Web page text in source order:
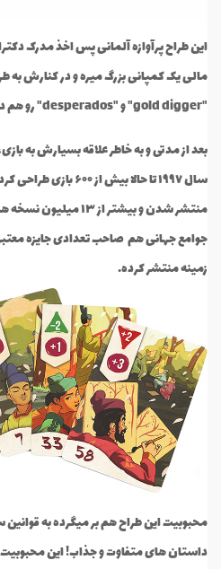
این طراح پرآوازه آلمانی پس اخذ مدرک
مالی یک کمپانی بزرگ میره و در کنارش به
"gold digger" و "desperados" رو هم در سال ۱۹۹۰ منتشر میکنه!
بعد از مدتی و به خاطر علاقه بسیارش به
سال ۱۹۹۷ تا حالا بیش
منتشر شدن و بیشتر از
جوامع جهانی هم صاحب تعدادی جایزه
زمینه منتشر کرده.
محبوبیت این طراح هم بر میگرده به
داستان های متفاوت و جذاب! این محبوبیت